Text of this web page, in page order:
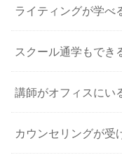
ライティングが学べ
スクール通学もでき
講師がオフィスにい
カウンセリングが受